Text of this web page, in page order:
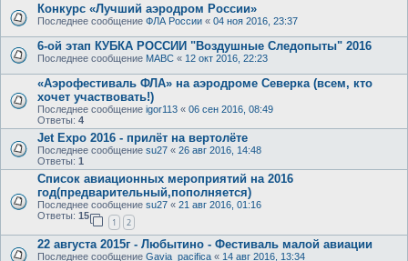
Конкурс «Лучший аэродром России»
Последнее сообщение ФЛА России « 04 ноя 2016, 23:37
6-ой этап КУБКА РОССИИ "Воздушные Следопыты" 2016
Последнее сообщение МАВС « 12 окт 2016, 22:23
«Аэрофестиваль ФЛА» на аэродроме Северка (всем, кто
хочет участвовать!)
Последнее сообщение igor113 « 06 сен 2016, 08:49
Ответы: 4
Jet Expo 2016 - прилёт на вертолёте
Последнее сообщение su27 « 26 авг 2016, 14:48
Ответы: 1
Список авиационных мероприятий на 2016
год(предварительный,пополняется)
Последнее сообщение su27 « 21 авг 2016, 01:16
Ответы: 15
1 2
22 августа 2015г - Любытино - Фестиваль малой авиации
Последнее сообщение Gavia_pacifica « 14 авг 2016, 13:34